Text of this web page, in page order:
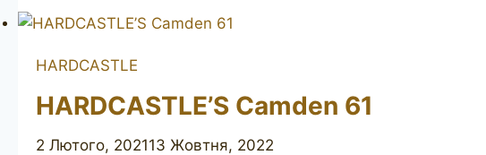
HARDCASTLE
HARDCASTLE’S Camden 61
2 Лютого, 202113 Жовтня, 2022